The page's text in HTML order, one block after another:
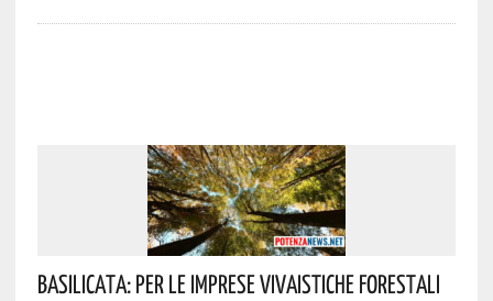
Basilicata: Per Le Imprese Vivaistiche Forestali